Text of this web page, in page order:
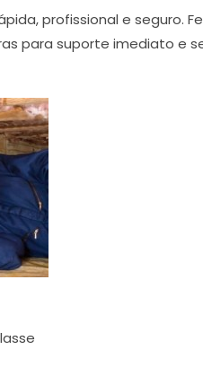
profissional e seguro.
para suporte imediato e